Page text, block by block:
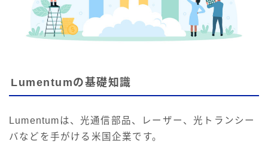
Lumentumの基礎知識
Lumentumは、光通信部品、レーザー、光トランシー
バなどを手がける米国企業です。